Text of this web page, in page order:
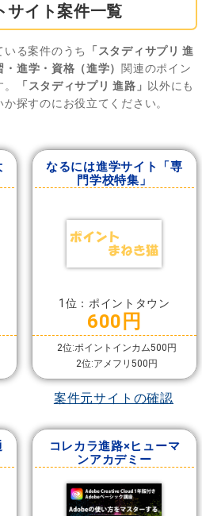
サイト案件一覧
る案件のうち
「スタディサプリ 進
・進学・資格（進学） 関連のポイン
「スタディサプリ 進路」 以外にも
探すのにお役立てください。
なるには進学サイト「専
門学校特集」
1位：ポイントタウン
600円
2位:ポイントインカム500円
2位:アメフリ500円
案件元サイトの確認
コレカラ進路×ヒューマ
ンアカデミー